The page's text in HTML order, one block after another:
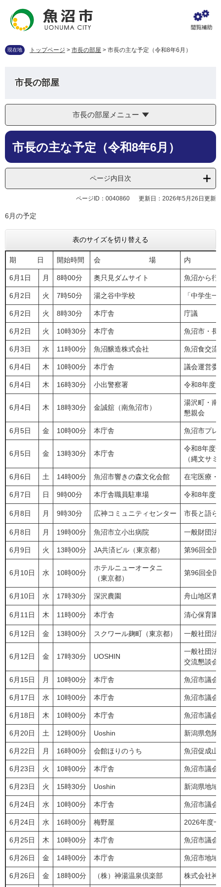
先
を現在地 トップページ > 市長の部屋 > 市長の主な予定（令和8年6月）
市長の部屋
市長の部屋メニュー
本
市長の主な予定（令和8年6月）
ページ内目次
ページID：0040860 更新日：2026年5月26日更新
6月の予定​​
表のサイズを切り替える
期 日 開始時間 会 場
6月1日 月 8時00分 奥只見ダムサイト 魚沼から行
6月2日 火 7時50分 湯之谷中学校 「中学生
6月2日 火 8時30分 本庁舎 庁議
6月2日 火 10時30分 本庁舎 魚沼市・長
6月3日 水 11時00分 魚沼醸造株式会社 魚沼食交流
6月4日 木 10時00分 本庁舎 議会運営委
6月4日 木 16時30分 小出警察署 令和8年度
6月4日 木 18時30分 金誠舘（南魚沼市）
湯沢町・南
懇親会
6月5日 金 10時00分 本庁舎 魚沼市プレ
6月5日 金 13時30分 本庁舎
令和8年度
（縄文サ
6月6日 土 14時00分 魚沼市響きの森文化会館 在宅医療・
6月7日 日 9時00分 本庁舎職員駐車場 令和8年度
6月8日 月 9時30分 広神コミュニティセンター 市長と語ら
6月8日 月 19時00分 魚沼市立小出病院 一般財団法
6月9日 火 13時00分 JA共済ビル（東京都） 第96回全
6月10日 水 10時00分
ホテルニューオータニ
（東京都）
第96回全
6月10日 水 17時30分 深沢農園 舟山地区青
6月11日 木 11時00分 本庁舎 清心保育
6月12日 金 13時00分 スクワール麹町（東京都） 一般社団法
6月12日 金 17時30分 UOSHIN
一般社団法
交流懇談会
6月15日 月 10時00分 本庁舎 魚沼市議
6月17日 水 10時00分 本庁舎 魚沼市議
6月18日 木 10時00分 本庁舎 魚沼市議
6月20日 土 12時00分 Uoshin 新潟県危険
6月22日 月 16時00分 会館ほりのうち 魚沼促成山
6月23日 火 10時00分 本庁舎 魚沼市議
6月23日 火 15時30分 Uoshin 新潟県地域
6月24日 水 10時00分 本庁舎 魚沼市議
6月24日 水 16時00分 梅野屋 2026年度
6月25日 木 10時00分 本庁舎 魚沼市議
6月26日 金 14時00分 本庁舎 魚沼市地域
6月26日 金 18時00分 （株）神湯温泉倶楽部 株式会社神